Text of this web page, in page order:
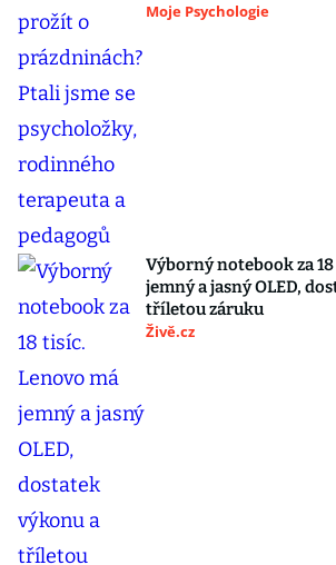
Moje Psychologie
Výborný notebook za
jemný a jasný OLED,
tříletou záruku
Živě.cz